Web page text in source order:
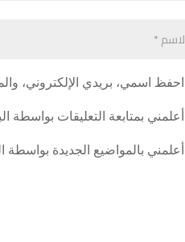
احفظ اسمي، بريدي الإلكتروني،
أعلمني بمتابعة التعليقات بواسطة
أعلمني بالمواضيع الجديدة بواسطة